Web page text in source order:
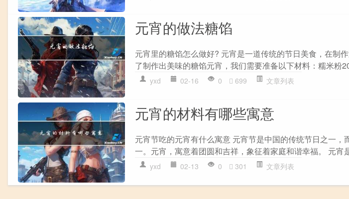
元宵的做法糖馅
元宵里的糖馅怎么做好? 元宵是一道传统的节日美食，在制
了制作出美味的糖馅元宵，我们需要准备以下材料：糯米粉
yxd 02-16 0 699 文章列表
元宵的材料有哪些寓意
元宵节吃的元宵有什么寓意 元宵节是中国的传统节日之一，
一。元宵，寓意着团圆和吉祥，象征着家庭和谐幸福。 元宵
yxd 02-13 0 301 文章列表